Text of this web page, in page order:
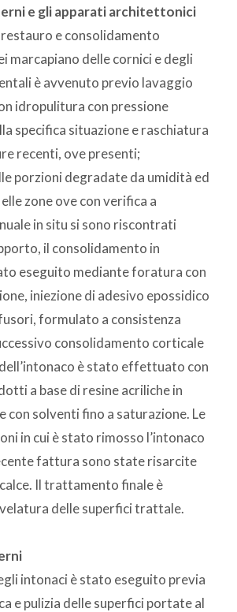
e gli apparati architettonici
e consolidamento
marcapiano delle cornici e degli
è avvenuto previo lavaggio
idropulitura con pressione
specifica situazione e raschiatura
recenti, ove presenti;
porzioni degradate da umidità ed
zone ove con verifica a
in situ si sono riscontrati
il consolidamento in
eseguito mediante foratura con
iniezione di adesivo epossidico
formulato a consistenza
consolidamento corticale
è stato effettuato con
a base di resine acriliche in
con solventi fino a saturazione. Le
in cui è stato rimosso l’intonaco
fattura sono state risarcite
Il trattamento finale è
delle superfici trattale.
intonaci è stato eseguito previa
e pulizia delle superfici portate al